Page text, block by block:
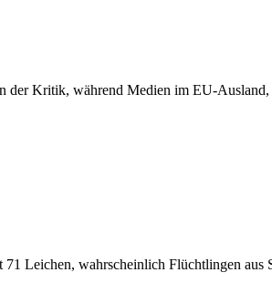
Kritik, während Medien im EU-
Leichen, wahrscheinlich Flüchtlingen aus